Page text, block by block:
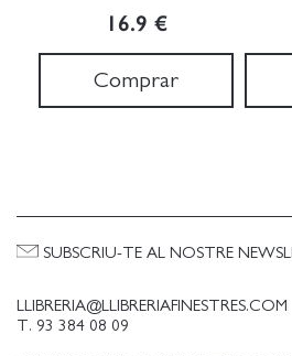
16.9 €
Comprar
LLIBRERIA@LLIBRERIAFINESTRES.COM
T. 93 384 08 09
SUBSCRIU-TE AL NOSTRE